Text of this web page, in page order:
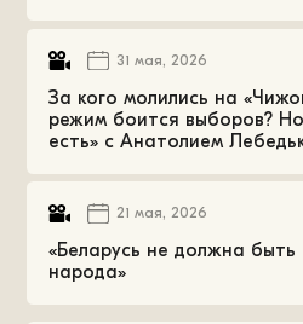
31 мая, 2026
За кого молились на
режим боится выборов?
есть» с Анатолием
21 мая, 2026
«Беларусь не должна
народа»